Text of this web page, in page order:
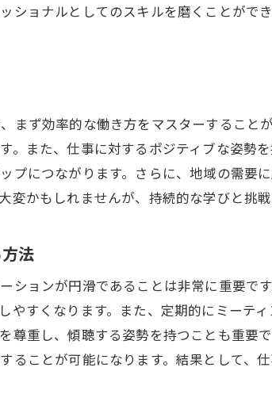
ショナルとしてのスキルを磨くことがで
まず効率的な働き方をマスターすること
。また、仕事に対するポジティブな姿勢
プにつながります。さらに、地域の需要
かもしれませんが、持続的な学びと挑
法
ションが円滑であることは非常に重要で
やすくなります。また、定期的にミーテ
尊重し、傾聴する姿勢を持つことも重要
ることが可能になります。結果として、